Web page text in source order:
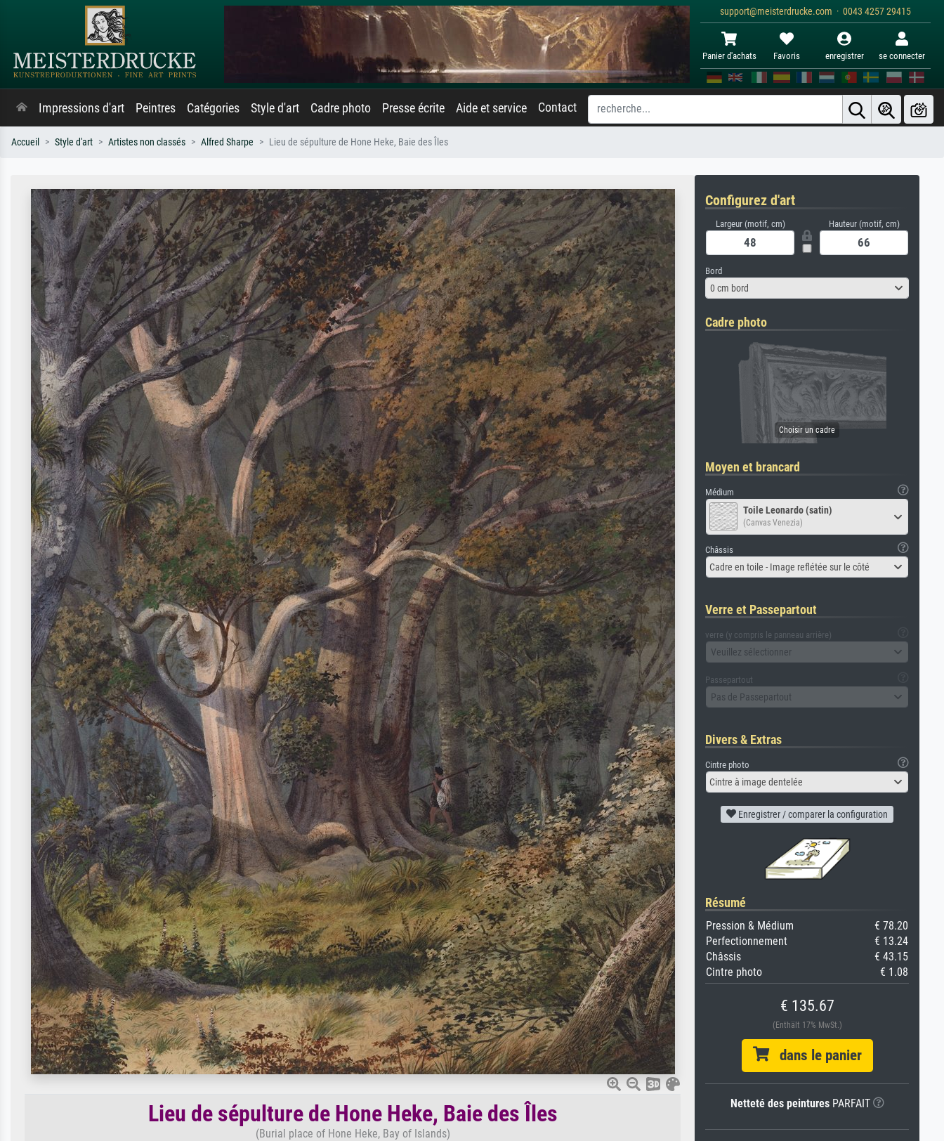
support@meisterdrucke.com · 0043 4257 29415
Panier d'achats Favoris enregistrer se connecter
Impressions d'art Peintres Catégories Style d'art Cadre photo Presse écrite Aide et service Contact
Accueil Style d'art Artistes non classés Alfred Sharpe Lieu de sépulture de Hone Heke, Baie des Îles
Lieu de sépulture de Hone Heke, Baie des Îles
(Burial place of Hone Heke, Bay of Islands)
Configurez d'art
Largeur (motif, cm) Hauteur (motif, cm)
Bord
0 cm bord
Cadre photo
Moyen et brancard
Médium
Toile Leonardo (satin)
(Canvas Venezia)
Châssis
Cadre en toile - Image reflétée sur le côté
Verre et Passepartout
verre (y compris le panneau arrière)
Veuillez sélectionner
Passepartout
Pas de Passepartout
Divers & Extras
Cintre photo
Cintre à image dentelée
Enregistrer / comparer la configuration
Résumé
Pression & Médium
€ 78.20
Perfectionnement
€ 13.24
Châssis
€ 43.15
Cintre photo
€ 1.08
€ 135.67
(Enthält 17% MwSt.)
dans le panier
Netteté des peinturesPARFAIT